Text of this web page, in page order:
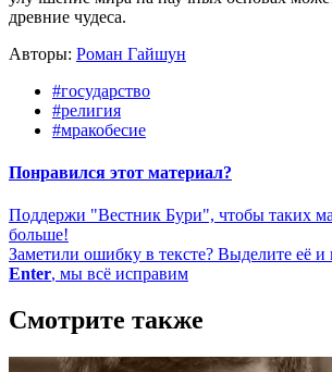
древние чудеса.
Авторы: Роман Гайшун
#государство
#религия
#мракобесие
Понравился этот материал?
Поддержи "Вестник Бури", чтобы таких
больше!
Заметили ошибку в тексте? Выделите её
Enter, мы всё исправим
Смотрите также